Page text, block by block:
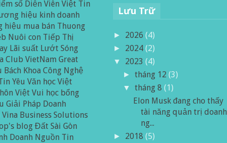
số Diễn Viên Việt Tin
hiệu kinh doanh
hiệu mua bán Thuong
Nuôi con Tiếp Thị
Lãi suất Lướt Sóng
Club VietNam Great
Bách Khoa Công Nghệ
Yêu Văn học Việt
Việt Vui học bổng
Giải Pháp Doanh
Vina Business Solutions
blog Đất Sài Gòn
Doanh Nguồn Tin
Lưu Trữ
► 2026 (4)
► 2024 (2)
▼ 2023 (4)
►tháng 12(3)
▼tháng 8(1)
Elon Musk đang cho thấy
tài năng quản trị doanh
ng...
► 2018 (5)